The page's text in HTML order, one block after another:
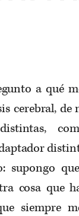
a qué
cerebral,
distintas,
supongo
cosa que
siempre